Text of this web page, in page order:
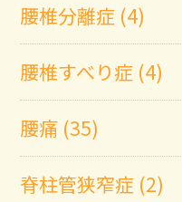
腰椎分離症 (4)
腰椎すべり症 (4)
腰痛 (35)
脊柱管狭窄症 (2)